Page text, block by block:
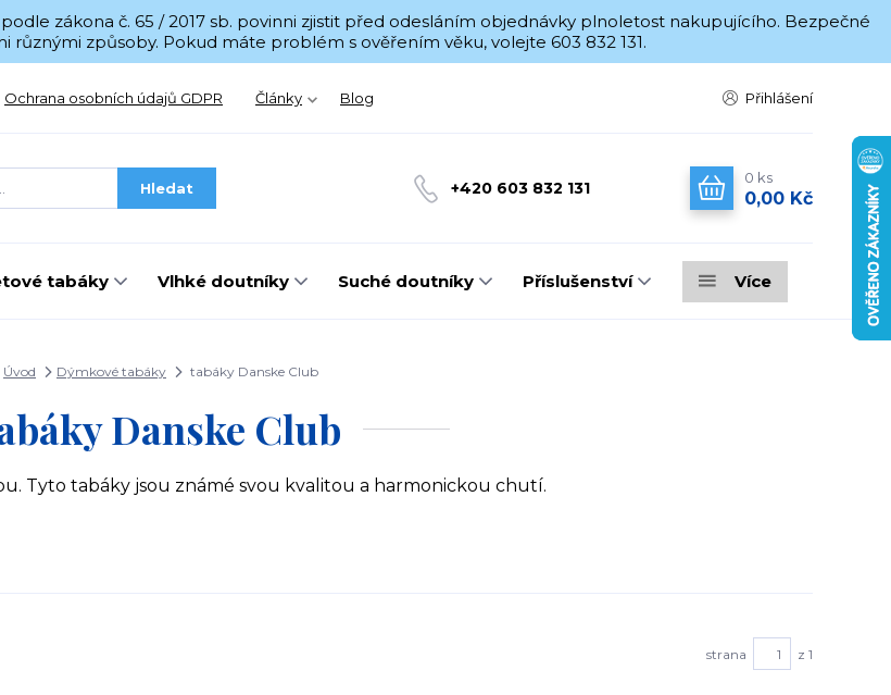
zákona č. 65 / 2017 sb. povinni zjistit před odesláním objednávky plnoletost nakupujícího. Bezpečné
různými způsoby. Pokud máte problém s ověřením věku, volejte 603 832 131.
Ochrana osobních údajů GDPR Články Blog Přihlášení
Hledat +420 603 832 131
0 ks
0,00 Kč
tabáky Vlhké doutníky Suché doutníky Příslušenství Více
Úvod Dýmkové tabáky tabáky Danske Club
Danske Club
Tyto tabáky jsou známé svou kvalitou a harmonickou chutí.
strana z 1